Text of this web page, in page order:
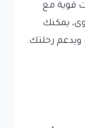
قوية مع
يمكنك
ويدعم رحلتك.